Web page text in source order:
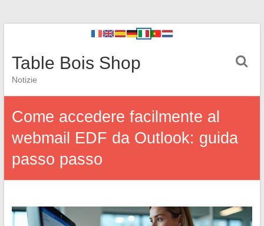
Table Bois Shop
Notizie
Come accedere facilmente al
webmail EDF da Outlook: guida
passo passo